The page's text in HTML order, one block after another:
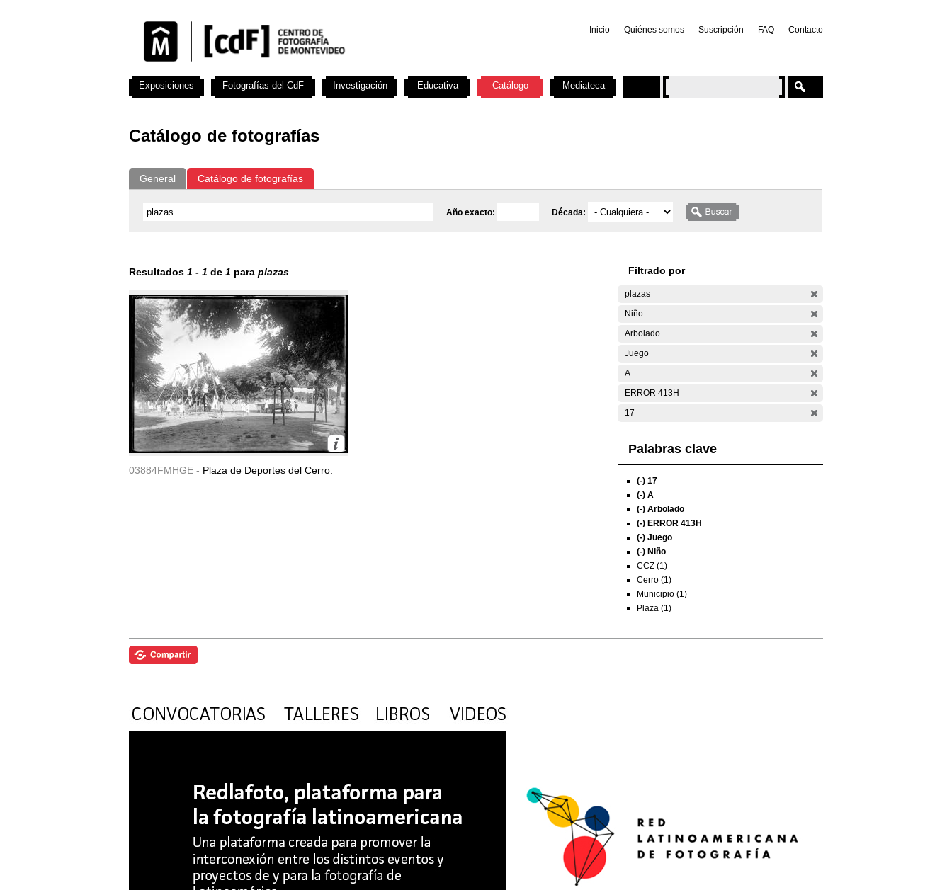
Inicio Quiénes somos Suscripción FAQ Contacto
Catálogo de fotografías
General Catálogo de fotografías
Año exacto: Década:
Resultados 1 - 1 de 1 para plazas
03884FMHGE - Plaza de Deportes del Cerro.
Filtrado por
plazas
Niño
Arbolado
Juego
A
ERROR 413H
17
Palabras clave
(-) 17
(-) A
(-) Arbolado
(-) ERROR 413H
(-) Juego
(-) Niño
CCZ (1)
Cerro (1)
Municipio (1)
Plaza (1)
Exposiciones Fotografías del CdF Investigación Educativa Catálogo Mediateca